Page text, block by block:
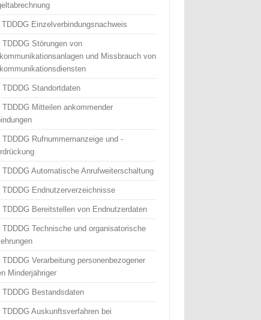
TDDDG Einzelverbindungsnachweis
TDDDG Störungen von
und Missbrauch von
TDDDG Standortdaten
TDDDG Mitteilen ankommender
TDDDG Rufnummernanzeige und -
TDDDG Automatische Anrufweiterschaltung
TDDDG Endnutzerverzeichnisse
TDDDG Bereitstellen von Endnutzerdaten
TDDDG Technische und organisatorische
TDDDG Verarbeitung personenbezogener
Minderjähriger
TDDDG Bestandsdaten
TDDDG Auskunftsverfahren bei